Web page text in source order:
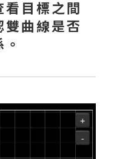
目標之間
雙曲線是否